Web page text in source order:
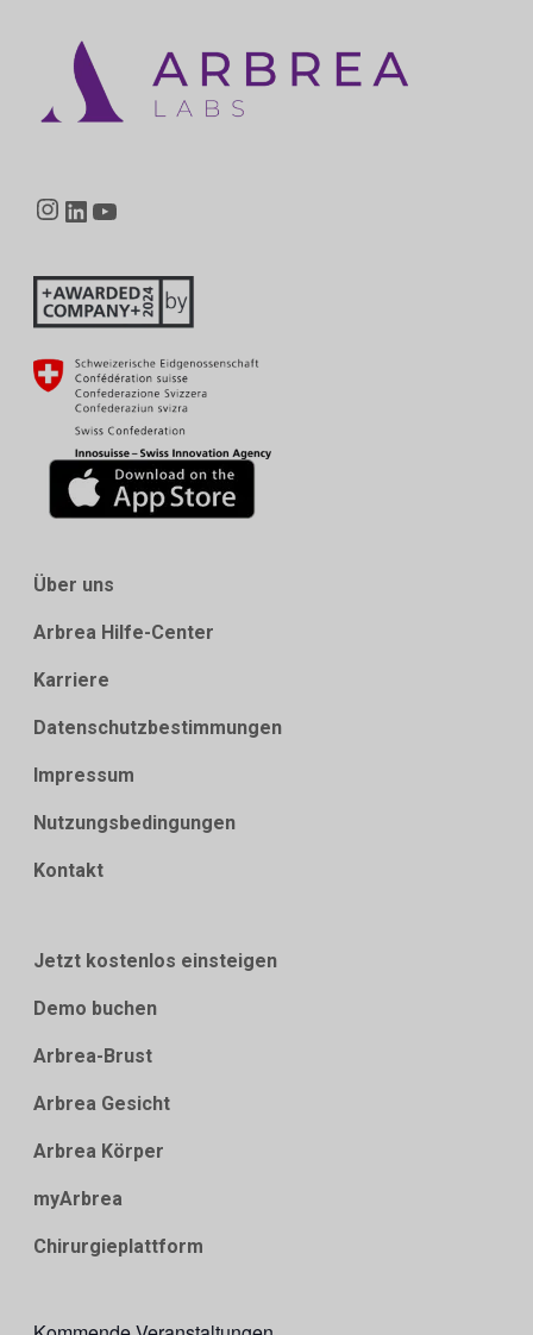
Instagram
LinkedIn
Über uns
Arbrea Hilfe-Center
Karriere
Datenschutzbestimmungen
Impressum
Nutzungsbedingungen
Kontakt
Jetzt kostenlos einsteigen
Demo buchen
Arbrea-Brust
Arbrea Gesicht
Arbrea Körper
myArbrea
Chirurgieplattform